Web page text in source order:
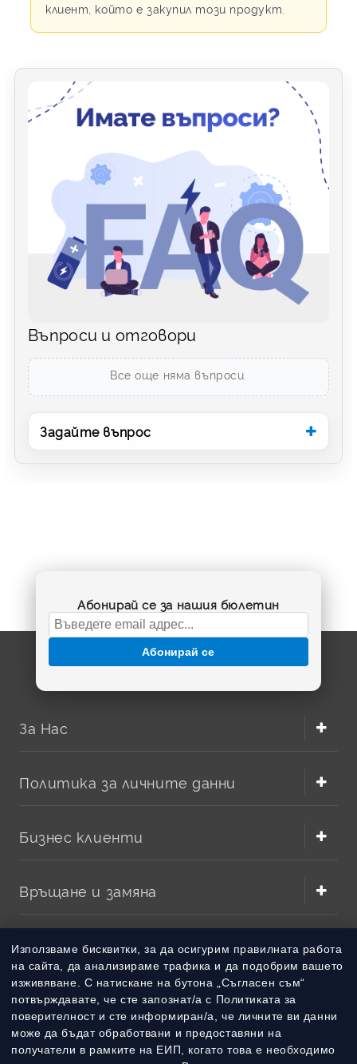
Използваме бисквитки, за да осигурим правилната работа
на сайта, да анализираме трафика и да подобрим вашето
изживяване. С натискане на бутона „Съгласен съм“
потвърждавате, че сте запознат/а с Политиката за
поверителност и сте информиран/а, че личните ви данни
може да бъдат обработвани и предоставяни на
получатели в рамките на ЕИП, когато това е необходимо
клиент, който е закупил този продукт.
Въпроси и отговори
Все още няма въпроси.
Задайте въпрос
Абонирай се за нашия бюлетин
Абонирай се
За Нас
Политика за личните данни
Бизнес клиенти
Връщане и замяна
Методи на плащане
Методи на доставка